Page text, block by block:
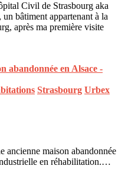
Civil de Strasbourg aka
bâtiment appartenant à la
après ma première visite
Strasbourg Urbex
maison abandonnée
en réhabilitation.…